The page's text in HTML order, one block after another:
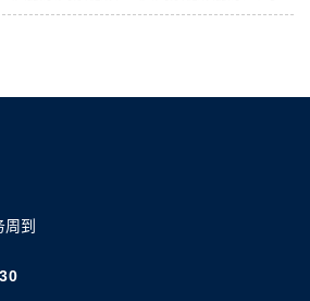
到